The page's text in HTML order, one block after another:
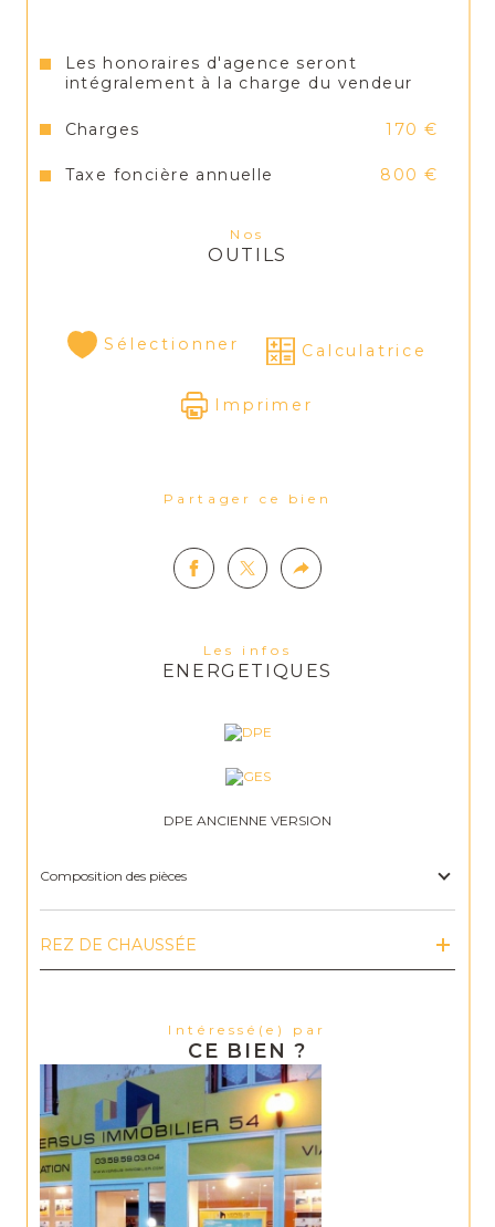
Les honoraires d'agence seront
intégralement à la charge du vendeur
Charges 170 €
Taxe foncière annuelle 800 €
Nos
OUTILS
Sélectionner Calculatrice
Imprimer
Partager ce bien
Les infos
ENERGETIQUES
DPE ANCIENNE VERSION
Composition des pièces
REZ DE CHAUSSÉE
Intéressé(e) par
CE BIEN ?